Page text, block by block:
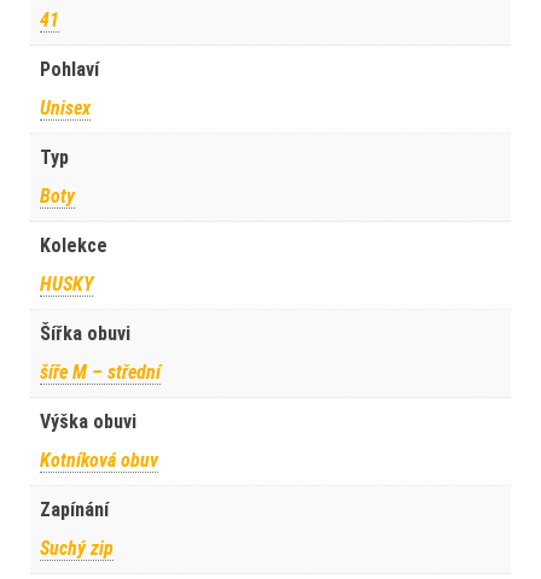
41
Pohlaví
Unisex
Typ
Boty
Kolekce
HUSKY
Šířka obuvi
šíře M – střední
Výška obuvi
Kotníková obuv
Zapínání
Suchý zip